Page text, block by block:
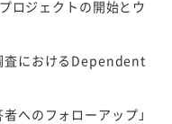
プロジェクトの開始とウ
査におけるDependent
者へのフォローアップ」